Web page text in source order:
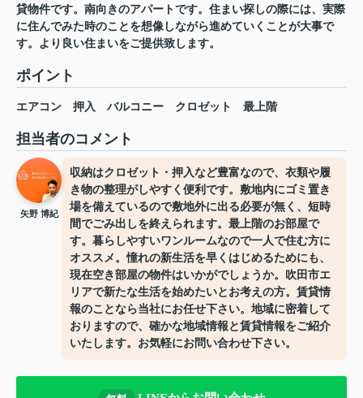
貸物件です。南向きのアパートです。住まい探しの際には、実際
に住んでみた時のことを想像しながら進めていくことが大事で
す。より良い住まいをご提供致します。
ポイント
エアコン 押入 バルコニー クロゼット 最上階
担当者のコメント
矢野 博紀
収納はクロゼット・押入など豊富なので、衣類や履
き物の整理がしやすく便利です。敷地内にゴミ置き
場を備えているので敷地外に出る必要が無く、短時
間でごみ出しを終えられます。最上階のお部屋で
す。暮らしやすいワンルームなので一人で住む方に
オススメ。憧れの新生活を早くはじめるためにも、
現在空き部屋の物件はいかがでしょうか。吹田市エ
リアで新たな生活を始めたいとお考えの方。賃貸情
報のことなら当社にお任せ下さい。地域に密着して
おりますので、確かな地域情報と賃貸情報をご紹介
いたします。お気軽にお問い合わせ下さい。